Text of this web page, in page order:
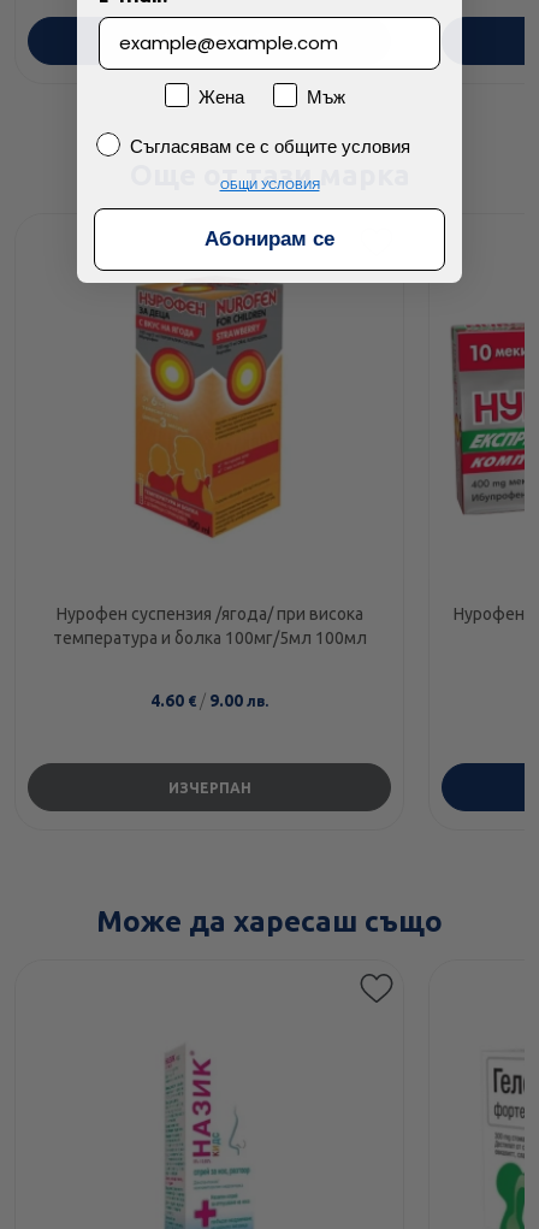
ПОРЪЧАЙ
Още от тази марка
Нурофен суспензия /ягода/ при висока
температура и болка 100мг/5мл 100мл
4.60 € / 9.00 лв.
ИЗЧЕРПАН
Нурофен
Може да харесаш също
ПолЖена
Мъж
Съгласявам се с общите условия
Съгласявам се с общите условия
ОБЩИ УСЛОВИЯ
Абонирам се